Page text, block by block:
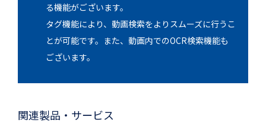
る機能がございます。
タグ機能により、動画検索をよりスムーズに行うこ
とが可能です。また、動画内でのOCR検索機能も
ございます。
関連製品・サービス